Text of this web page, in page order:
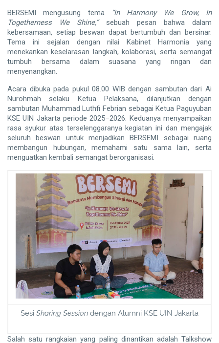
BERSEMI mengusung tema
“In Harmony We Grow, In
Togetherness We Shine,” sebuah pesan bahwa dalam
kebersamaan, setiap beswan dapat bertumbuh dan bersinar.
Tema ini sejalan dengan nilai Kabinet Harmonia yang
menekankan keselarasan langkah, kolaborasi, serta semangat
tumbuh bersama dalam suasana yang ringan dan
menyenangkan.
Acara dibuka pada pukul 08.00 WIB dengan sambutan dari Ai
Nurohmah selaku Ketua Pelaksana, dilanjutkan dengan
sambutan Muhammad Luthfi Febrian sebagai Ketua Paguyuban
KSE UIN Jakarta periode 2025–2026. Keduanya menyampaikan
rasa syukur atas terselenggaranya kegiatan ini dan mengajak
seluruh beswan untuk menjadikan BERSEMI sebagai ruang
membangun hubungan, memahami satu sama lain, serta
menguatkan kembali semangat berorganisasi.
Sesi Sharing Session dengan Alumni KSE UIN Jakarta
Salah satu rangkaian yang paling dinantikan adalah Talkshow